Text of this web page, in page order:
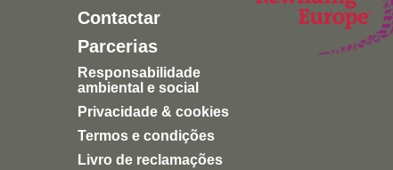
Contactar
Parcerias
Responsabilidade
ambiental e social
Privacidade & cookies
Termos e condições
Livro de reclamações